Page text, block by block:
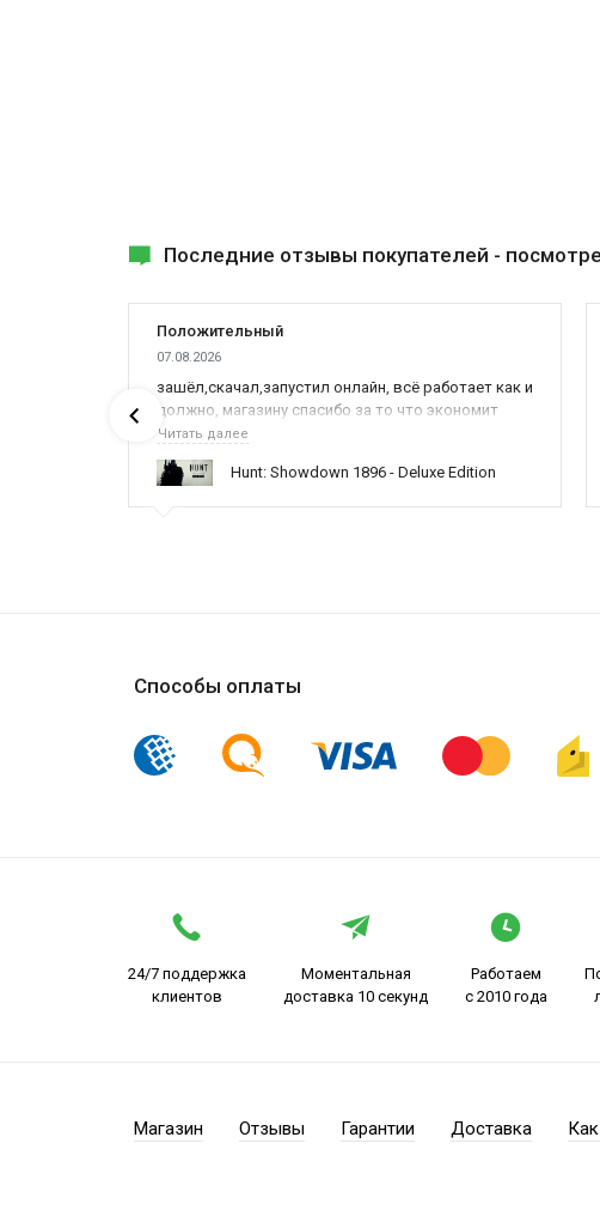
Последние отзывы покупателей -
Положительный
07.08.2026
зашёл,скачал,запустил онлайн, всё работает как и
должно, магазину спасибо за то что экономит
наше время,нервы и деньги, ребята вы красава
всех только вы и оказываете помощь
Читать далее
Hunt: Showdown 1896 - Deluxe Edition
Способы оплаты
24/7 поддержка
клиентов
Моментальная
доставка 10 секунд
Работаем
с 2010 года
Магазин Отзывы Гарантии Доставка